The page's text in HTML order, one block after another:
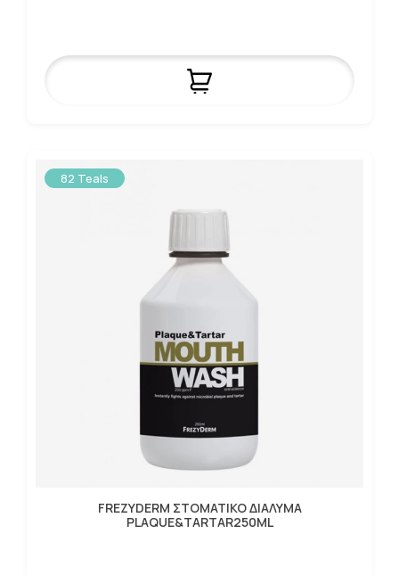
82 Teals
FREZYDERM ΣΤΟΜΑΤΙΚΟ ΔΙΑΛΥΜΑ
PLAQUE&TARTAR250ML